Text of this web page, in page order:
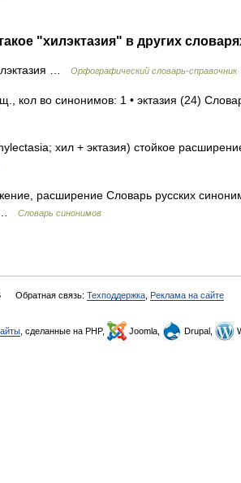
"хилэктазия" в других
… Орфографический словарь-справочник
кол во синонимов: 1 • эктазия (24)
хил + эктазия) стойкое
расширение Словарь русских
…
Словарь синонимов
Обратная связь: Техподдержка Реклама на сайте
, сделанные на PHP, Joomla, Drupal,